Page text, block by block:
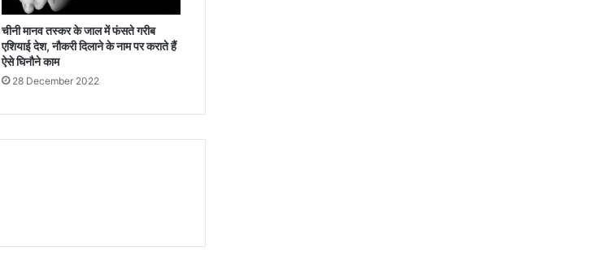
चीनी मानव तस्कर के जाल में फंसते गरीब
एशियाई देश, नौकरी दिलाने के नाम पर कराते हैं
ऐसे घिनौने काम
28 December 2022